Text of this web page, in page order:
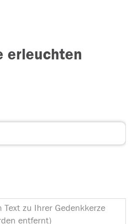
erleuchten